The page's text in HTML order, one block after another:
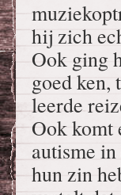
hij zich
Ook ging
goed ken,
leerde
Ook komt
autisme
hun zin